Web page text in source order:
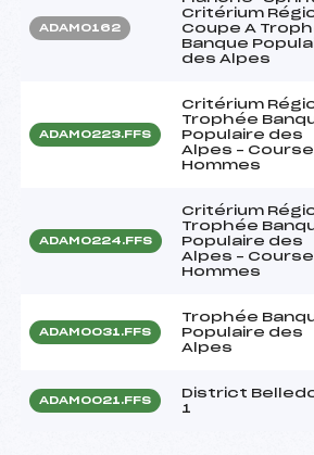
ADAM0162
Critérium
Coupe A
Banque
des Alpes
ADAM0223.FFS
Critérium
Trophée
Populaire des
Alpes – Course
Hommes
ADAM0224.FFS
Critérium
Trophée
Populaire des
Alpes – Course
Hommes
ADAM0031.FFS
Trophée
Populaire des
Alpes
ADAM0021.FFS
District
1